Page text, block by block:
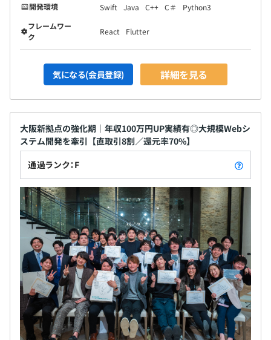
開発環境
Swift Java C++ C＃
Python3
フレームワー
ク
React Flutter
気になる(会員登録) 詳細を見る
大阪新拠点の強化期｜年収100万円UP実績有◎大規模Webシ
ステム開発を牽引【直取引8割／還元率70%】
通過ランク：F